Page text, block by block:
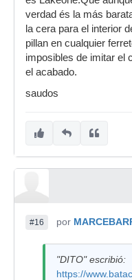
verdad és la más
la cera para el interior
pillan en cualquier
imposibles de imitar el
el acabado.
saudos
#16 por
"DITO" escribió:
https://